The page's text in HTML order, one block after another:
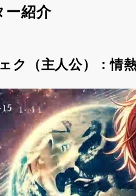
ー紹介
ク（主人公）：情